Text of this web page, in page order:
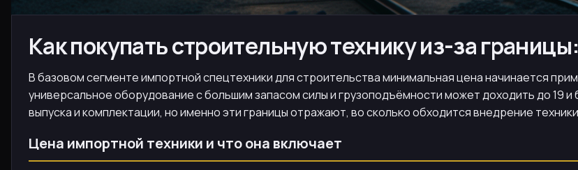
Как покупать строительную технику из-за
В базовом сегменте импортной спецтехники для строительства минимальная цена начинается
универсальное оборудование с большим запасом силы и грузоподъёмности может доходить до 19
выпуска и комплектации, но именно эти границы отражают, во сколько обходится внедрение
Цена импортной техники и что она включает